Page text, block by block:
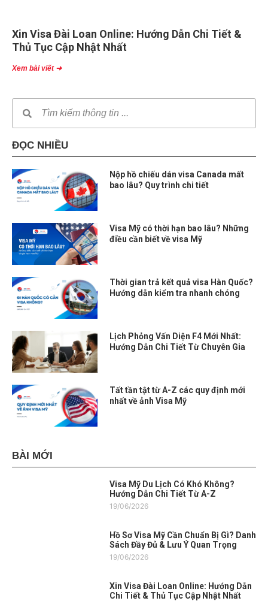
Xin Visa Đài Loan Online: Hướng Dẫn Chi Tiết &
Thủ Tục Cập Nhật Nhất
Xem bài viết ➜
ĐỌC NHIỀU
Nộp hồ chiếu dán visa Canada mất
bao lâu? Quy trình chi tiết
Visa Mỹ có thời hạn bao lâu? Những
điều cần biết về visa Mỹ
Thời gian trả kết quả visa Hàn Quốc?
Hướng dẫn kiểm tra nhanh chóng
Lịch Phỏng Vấn Diện F4 Mới Nhất:
Hướng Dẫn Chi Tiết Từ Chuyên Gia
Tất tần tật từ A-Z các quy định mới
nhất về ảnh Visa Mỹ
BÀI MỚI
Visa Mỹ Du Lịch Có Khó Không?
Hướng Dẫn Chi Tiết Từ A-Z
19/06/2026
Hồ Sơ Visa Mỹ Cần Chuẩn Bị Gì? Danh
Sách Đầy Đủ & Lưu Ý Quan Trọng
19/06/2026
Xin Visa Đài Loan Online: Hướng Dẫn
Chi Tiết & Thủ Tục Cập Nhật Nhất